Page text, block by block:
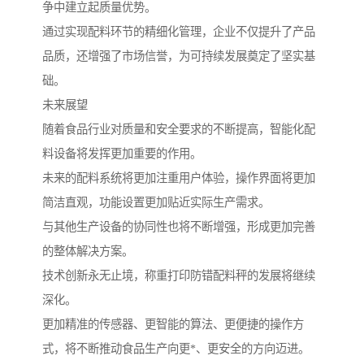
争中建立起质量优势。
通过实现配料环节的精细化管理，企业不仅提升了产品
品质，还增强了市场信誉，为可持续发展奠定了坚实基
础。
未来展望
随着食品行业对质量和安全要求的不断提高，智能化配
料设备将发挥更加重要的作用。
未来的配料系统将更加注重用户体验，操作界面将更加
简洁直观，功能设置更加贴近实际生产需求。
与其他生产设备的协同性也将不断增强，形成更加完善
的整体解决方案。
技术创新永无止境，称重打印防错配料秤的发展将继续
深化。
更加精准的传感器、更智能的算法、更便捷的操作方
式，将不断推动食品生产向更*、更安全的方向迈进。